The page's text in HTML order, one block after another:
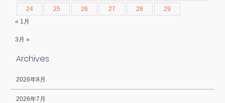
24 25 26 27 28
29
« 1月
3月 »
Archives
2026年8月
2026年7月